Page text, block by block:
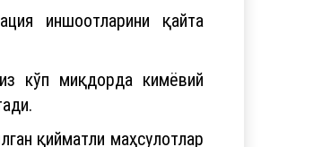
кўп миқдорда кимёвий
қийматли маҳсулотлар
буюртмалар